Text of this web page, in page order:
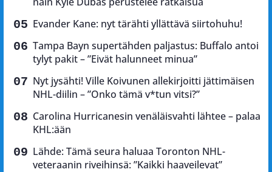
Evander Kane: nyt tärähti yllättävä siirtohuhu!
Tampa Bayn supertähden paljastus: Buffalo antoi
tylyt pakit – ”Eivät halunneet minua”
Nyt jysähti! Ville Koivunen allekirjoitti jättimäisen
NHL-diilin – ”Onko tämä v*tun vitsi?”
Carolina Hurricanesin venäläisvahti lähtee – palaa
KHL:ään
Lähde: Tämä seura haluaa Toronton NHL-
veteraanin riveihinsä: ”Kaikki haaveilevat”